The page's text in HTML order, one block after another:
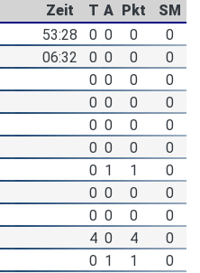
Zeit T A Pkt
SM
53:28 0 0 0
0
06:32 0 0 0
0
0 0 0
0
0 0 0
0
0 0 0
0
0 0 0
0
0 1 1
0
0 0 0
0
0 0 0
0
4 0 4
0
0 1 1
0